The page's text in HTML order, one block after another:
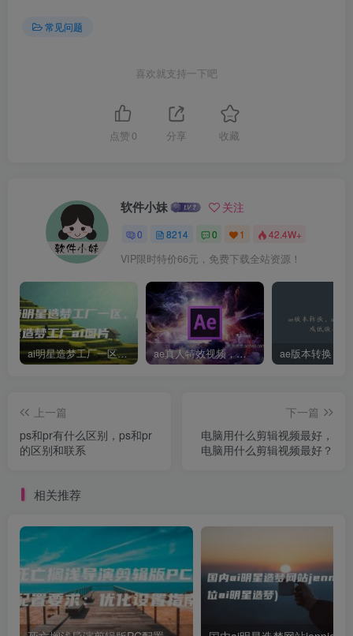
常见问题
喜欢就支持一下吧
点赞 0 分享 收藏
软件小妹 关注
0 8214 0 1 42.4W+
VIP限时特价66元，免费下载全站资源！
ai明星造梦工厂一区，明星造梦工厂ai图片 ae真人特效视频，大学生第一次做ppt怎么做
上一篇
ps和pr有什么区别，ps和pr
的区别和联系
下一篇
电脑用什么剪辑视频最好，
电脑用什么剪辑视频最好？
相关推荐